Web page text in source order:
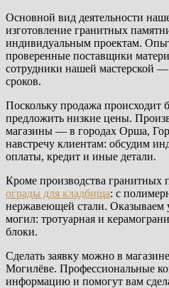
Основной вид деятельности
изготовление гранитных
индивидуальным проектам.
проверенные поставщики
сотрудники нашей мастерской —
сроков.
Поскольку продажа происходит
предложить низкие цены.
магазины — в городах Орша,
навстречу клиентам: обсудим
оплаты, кредит и иные детали.
Кроме производства
ограды для кладбища: с
нержавеющей стали. Оказываем
могил: тротуарная и
блоки.
Сделать заявку можно в
Могилёве. Профессиональные
информацию и помогут вам